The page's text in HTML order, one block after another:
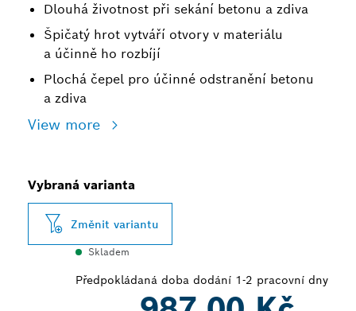
Dlouhá životnost při sekání betonu a zdiva
Špičatý hrot vytváří otvory v materiálu
a účinně ho rozbíjí
Plochá čepel pro účinné odstranění betonu
a zdiva
View more
Vybraná varianta
Změnit variantu
Skladem
Předpokládaná doba dodání 1-2 pracovní dny